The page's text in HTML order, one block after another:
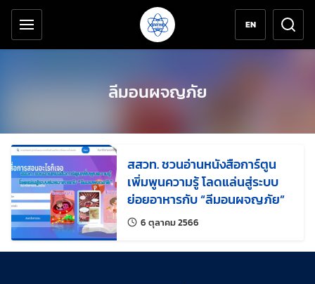
ข้ามไปยังเนื้อหาหลัก
เครื่องมือช่วยเหลือ
EN
ลีมอนผจญภัย
สสวท. ชวนอ่านหนังสือการ์ตูน
เพิ่มพูนความรู้ โลดแล่นสู่ระบบ
ย่อยอาหารกับ “ลีมอนผจญภัย”
6 ตุลาคม 2566แก้ไขล่าสุดเมื่อ: